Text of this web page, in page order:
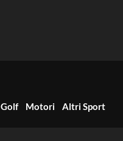
Golf Motori Altri Sport